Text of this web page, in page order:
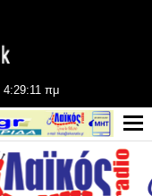
4:29:12 πμ